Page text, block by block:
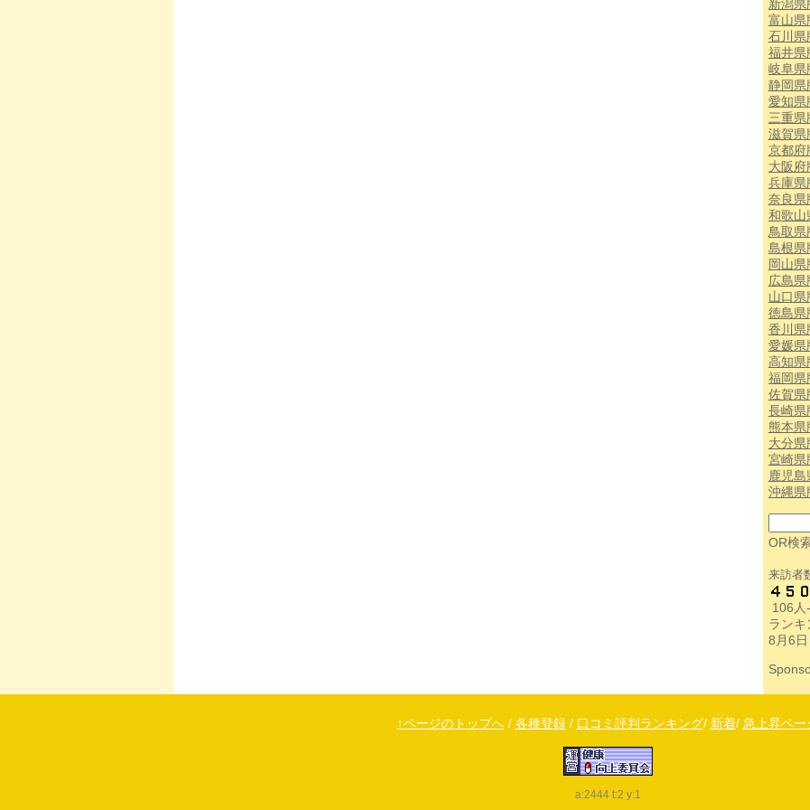
新潟県
富山県
石川県
福井県
岐阜県
静岡県
愛知県
三重県
滋賀県
京都府
大阪府
兵庫県
奈良県
和歌山
鳥取県
島根県
岡山県
広島県
山口県
徳島県
香川県
愛媛県
高知県
福岡県
佐賀県
長崎県
熊本県
大分県
宮崎県
鹿児島
沖縄県
OR検
来訪者
106人
ランキ
8月6
↑ページのトップへ/ 各種登録/ 口コミ評判ランキング/ 新着/ 急上昇ペー
a:2444 t:2 y:1